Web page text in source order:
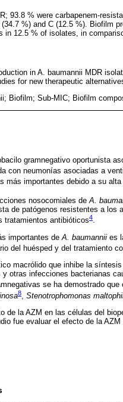
93.8 % were carbapenem-
%) and C (12.5 %). Biofilm
in 12.5 % of isolates, in
in A. baumannii MDR
for new therapeutic
Biofilm; Sub-MIC; Biofilm
gramnegativo oportunista
con neumonías asociadas a
más importantes debido a su
nosocomiales deA.
de patógenos resistentes a los
tratamientos antibióticos4.
importantes de A. baumannii es
del huésped y del tratamiento
macrólido que inhibe la
otras infecciones bacterianas
se ha demostrado
8, Stenotrophomonas
de la AZM en las células del
fue evaluar el efecto de la